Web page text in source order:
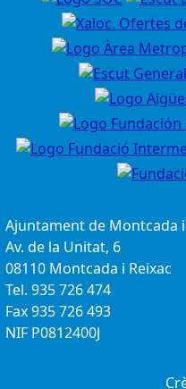
Ajuntament de Montcada i
Av. de la Unitat, 6
08110 Montcada i Reixac
Tel. 935 726 474
Fax 935 726 493
NIF P0812400J